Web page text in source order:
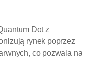
Dot z
rynek poprzez
co pozwala na